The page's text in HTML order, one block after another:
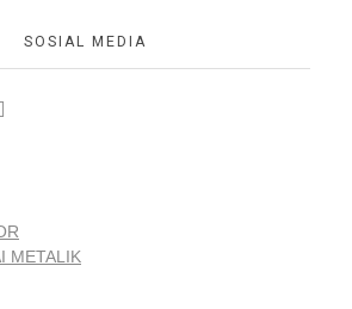
SOSIAL MEDIA
METALIK